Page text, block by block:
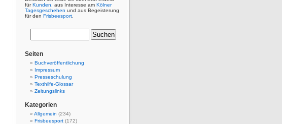
fürKunden , aus Interesse am Kölner
Tagesgeschehen und aus Begeisterung
für den Frisbeesport
Seiten
Buchveröffentlichung
Impressum
Presseschulung
Texthilfe-Glossar
Zeitungslinks
Kategorien
Allgemein (234)
Frisbeesport (172)